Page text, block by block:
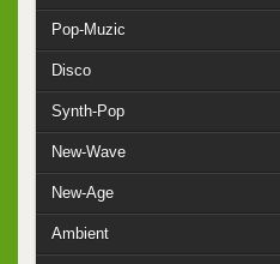
Pop-Muzic
Disco
Synth-Pop
New-Wave
New-Age
Ambient